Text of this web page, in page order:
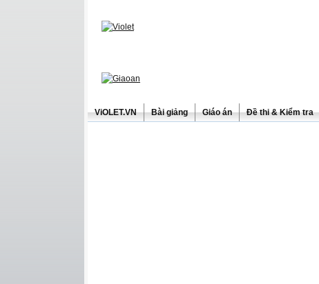
ViOLET.VN Bài giảng Giáo án Đề thi & Kiểm tra